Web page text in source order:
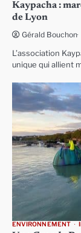
Kaypacha :
de Lyon
Gérald Bouchon
L’association
unique qui allient
ENVIRONNEMENT